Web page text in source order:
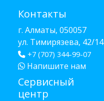
Контакты
г. Алматы, 050057
ул. Тимирязева, 42/14
+7 (707) 344-99-07
Напишите нам
Сервисный
центр